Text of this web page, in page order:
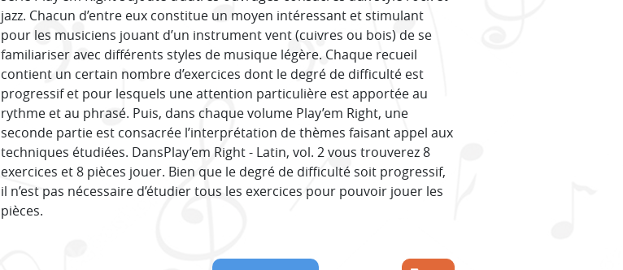
jazz. Chacun d’entre eux constitue un moyen intéressant et stimulant
pour les musiciens jouant d’un instrument vent (cuivres ou bois) de se
familiariser avec différents styles de musique légère. Chaque recueil
contient un certain nombre d’exercices dont le degré de difficulté est
progressif et pour lesquels une attention particulière est apportée au
rythme et au phrasé. Puis, dans chaque volume Play’em Right, une
seconde partie est consacrée l’interprétation de thèmes faisant appel aux
techniques étudiées. DansPlay’em Right - Latin, vol. 2 vous trouverez 8
exercices et 8 pièces jouer. Bien que le degré de difficulté soit progressif,
il n’est pas nécessaire d’étudier tous les exercices pour pouvoir jouer les
pièces.